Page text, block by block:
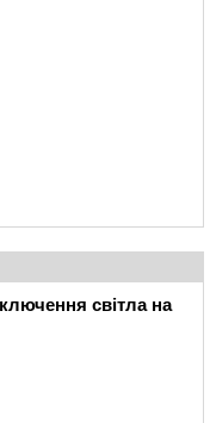
світла на